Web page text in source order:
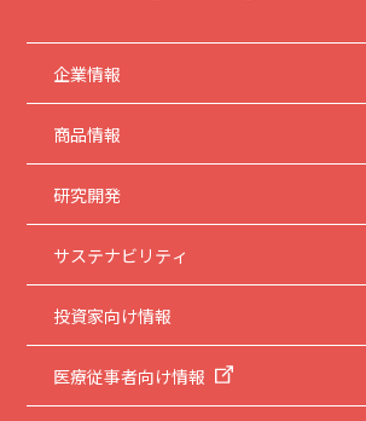
企業情報
商品情報
研究開発
サステナビリティ
投資家向け情報
医療従事者向け情報